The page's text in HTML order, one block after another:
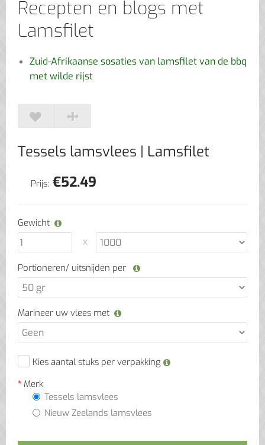
Recepten en blogs met
Lamsfilet
Zuid-Afrikaanse sosaties van lamsfilet van de bbq
met wilde rijst
Tessels lamsvlees | Lamsfilet
Prijs: €52.49
Gewicht
Portioneren/ uitsnijden per
Marineer uw vlees met
Kies aantal stuks per verpakking
Merk
Tessels lamsvlees
Nieuw Zeelands lamsvlees